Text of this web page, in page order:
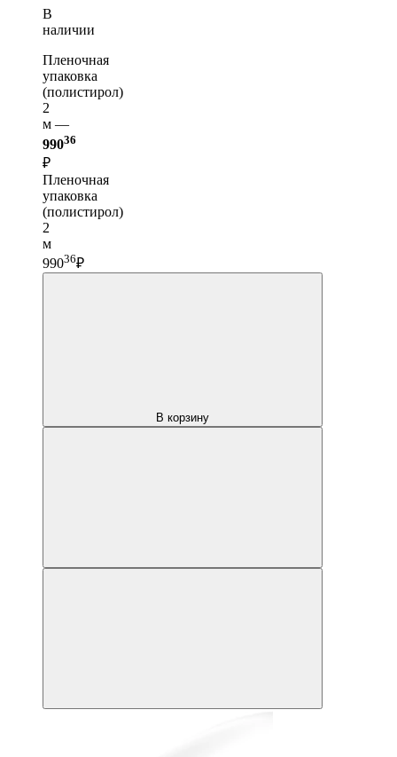
В
наличии
Пленочная
упаковка
(полистирол)
2
м —
99036
₽
Пленочная
упаковка
(полистирол)
2
м
99036₽
В корзину